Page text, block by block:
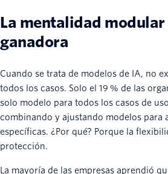
La mentalidad modular
ganadora
Cuando se trata de modelos de IA, no
todos los casos. Solo el 19 % de las
solo modelo para todos los casos de
combinando y ajustando modelos para
específicas. ¿Por qué? Porque la
protección.
La mayoría de las empresas aprendió